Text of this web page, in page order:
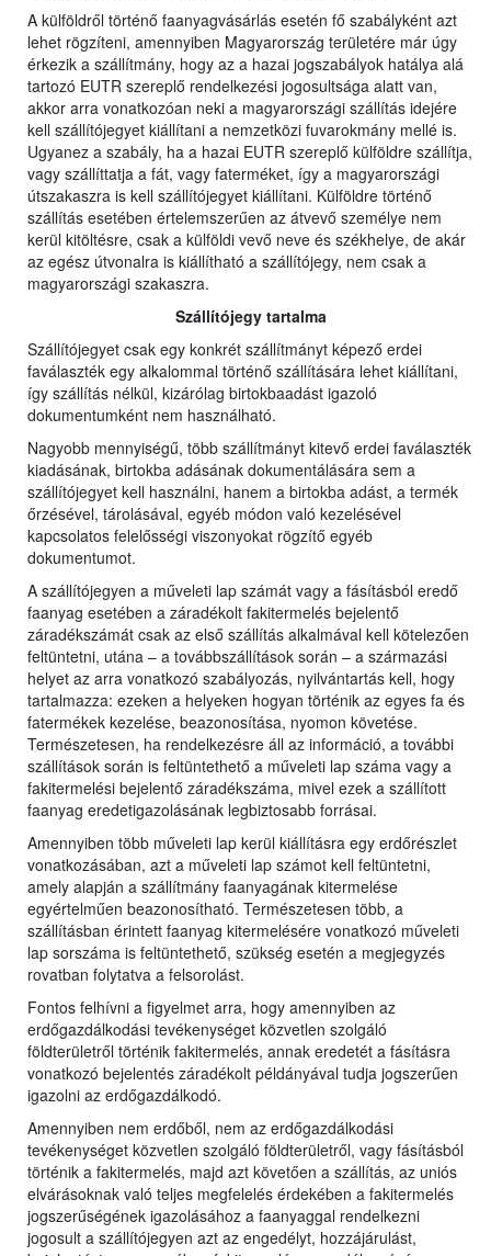
A külföldről történő faanyagvásárlás esetén fő szabályként azt
lehet rögzíteni, amennyiben Magyarország területére már úgy
érkezik a szállítmány, hogy az a hazai jogszabályok hatálya alá
tartozó EUTR szereplő rendelkezési jogosultsága alatt van,
akkor arra vonatkozóan neki a magyarországi szállítás idejére
kell szállítójegyet kiállítani a nemzetközi fuvarokmány mellé is.
Ugyanez a szabály, ha a hazai EUTR szereplő külföldre szállítja,
vagy szállíttatja a fát, vagy faterméket, így a magyarországi
útszakaszra is kell szállítójegyet kiállítani. Külföldre történő
szállítás esetében értelemszerűen az átvevő személye nem
kerül kitöltésre, csak a külföldi vevő neve és székhelye, de akár
az egész útvonalra is kiállítható a szállítójegy, nem csak a
magyarországi szakaszra.
Szállítójegy tartalma
Szállítójegyet csak egy konkrét szállítmányt képező erdei
faválaszték egy alkalommal történő szállítására lehet kiállítani,
így szállítás nélkül, kizárólag birtokbaadást igazoló
dokumentumként nem használható.
Nagyobb mennyiségű, több szállítmányt kitevő erdei faválaszték
kiadásának, birtokba adásának dokumentálására sem a
szállítójegyet kell használni, hanem a birtokba adást, a termék
őrzésével, tárolásával, egyéb módon való kezelésével
kapcsolatos felelősségi viszonyokat rögzítő egyéb
dokumentumot.
A szállítójegyen a műveleti lap számát vagy a fásításból eredő
faanyag esetében a záradékolt fakitermelés bejelentő
záradékszámát csak az első szállítás alkalmával kell kötelezően
feltüntetni, utána – a továbbszállítások során – a származási
helyet az arra vonatkozó szabályozás, nyilvántartás kell, hogy
tartalmazza: ezeken a helyeken hogyan történik az egyes fa és
fatermékek kezelése, beazonosítása, nyomon követése.
Természetesen, ha rendelkezésre áll az információ, a további
szállítások során is feltüntethető a műveleti lap száma vagy a
fakitermelési bejelentő záradékszáma, mivel ezek a szállított
faanyag eredetigazolásának legbiztosabb forrásai.
Amennyiben több műveleti lap kerül kiállításra egy erdőrészlet
vonatkozásában, azt a műveleti lap számot kell feltüntetni,
amely alapján a szállítmány faanyagának kitermelése
egyértelműen beazonosítható. Természetesen több, a
szállításban érintett faanyag kitermelésére vonatkozó műveleti
lap sorszáma is feltüntethető, szükség esetén a megjegyzés
rovatban folytatva a felsorolást.
Fontos felhívni a figyelmet arra, hogy amennyiben az
erdőgazdálkodási tevékenységet közvetlen szolgáló
földterületről történik fakitermelés, annak eredetét a fásításra
vonatkozó bejelentés záradékolt példányával tudja jogszerűen
igazolni az erdőgazdálkodó.
Amennyiben nem erdőből, nem az erdőgazdálkodási
tevékenységet közvetlen szolgáló földterületről, vagy fásításból
történik a fakitermelés, majd azt követően a szállítás, az uniós
elvárásoknak való teljes megfelelés érdekében a fakitermelés
jogszerűségének igazolásához a faanyaggal rendelkezni
jogosult a szállítójegyen azt az engedélyt, hozzájárulást,